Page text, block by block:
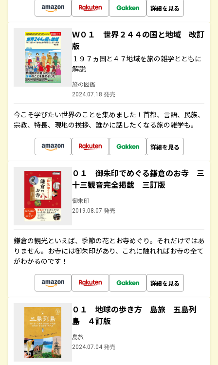
詳細を見る
Ｗ０１ 世界２４４の国と地域 改訂
版
１９７ヵ国と４７地域を旅の雑学とともに
解説
旅の図鑑
2024.07.18 発売
今こそ学びたい世界のことを集めました！首都、言語、民族、
宗教、特長、現地の挨拶、誰かに話したくなる旅の雑学も。
詳細を見る
０１ 御朱印でめぐる鎌倉のお寺 三
十三観音完全掲載 三訂版
御朱印
2019.08.07 発売
鎌倉の観光といえば、季節の花とお寺めぐり。それだけではあ
りません。お寺には御朱印があり、これに触れればお寺の全て
がわかるのです！
詳細を見る
０１ 地球の歩き方 島旅 五島列
島 ４訂版
島旅
2024.07.04 発売